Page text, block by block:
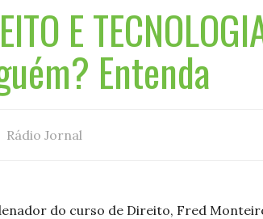
E
Entenda
Rádio Jornal
do curso de Direito, Fred